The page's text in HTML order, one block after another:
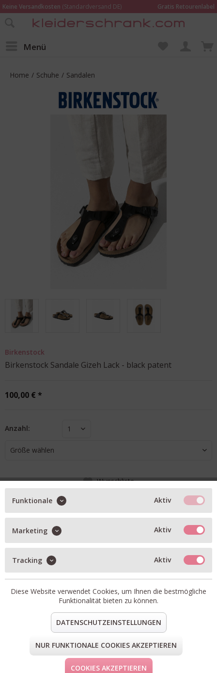
Keine Versandkosten (Standardversand DE)
Gratis Retourenlabel
Online bestellen – im Geschäft in Kempen anprobieren und beraten lassen
Menü
Home / Schuhe / Sandalen
Birkenstock
Birkenstock Sandale Gizeh Lack - black patent
100,00 € *
Anzahl: 1
Größe wählen
Wunschliste
IN DEN WARENKORB
BESCHREIBUNG
Artikel-Nr.:
Birko-Flor Lack, Laufsohle: EVA
pin it mail
FORM & GRÖSSE
LIEFERUNG & KOSTENLOSE RETOURE
Funktionale Aktiv
Marketing Aktiv
Tracking Aktiv
Diese Website verwendet Cookies, um Ihnen die bestmögliche
Funktionalität bieten zu können.
DATENSCHUTZEINSTELLUNGEN
NUR FUNKTIONALE COOKIES AKZEPTIEREN
COOKIES AKZEPTIEREN